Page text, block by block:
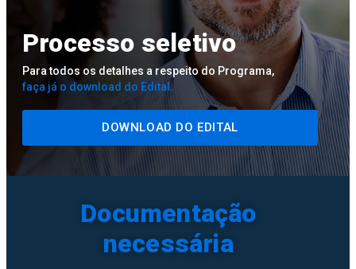
Processo seletivo
Para todos os detalhes a respeito do Programa,
faça já o download do Edital.
DOWNLOAD DO EDITAL
Documentação
necessária